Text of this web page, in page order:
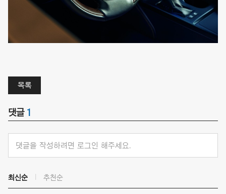
목록
댓글 1
댓글을 작성하려면 로그인 해주세요.
최신순 추천순